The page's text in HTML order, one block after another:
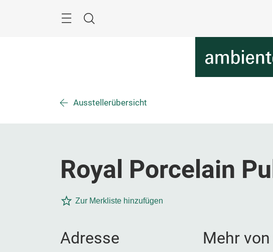
Suche
Ausstellerübersicht
Royal Porcelain
Zur Merkliste hinzufügen
Adresse Mehr